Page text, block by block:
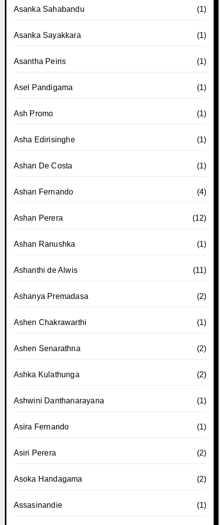
Asanka Sahabandu (1)
Asanka Sayakkara (1)
Asantha Peiris (1)
Asel Pandigama (1)
Ash Promo (1)
Asha Edirisinghe (1)
Ashan De Costa (1)
Ashan Fernando (4)
Ashan Perera (12)
Ashan Ranushka (1)
Ashanthi de Alwis (11)
Ashanya Premadasa (2)
Ashen Chakrawarthi (1)
Ashen Senarathna (2)
Ashka Kulathunga (2)
Ashwini Danthanarayana (1)
Asira Fernando (1)
Asiri Perera (2)
Asoka Handagama (2)
Assasinandie (1)